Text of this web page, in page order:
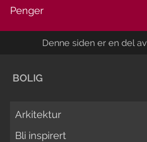
Penger
Denne siden er en del av
BOLIG
Arkitektur
Bli inspirert